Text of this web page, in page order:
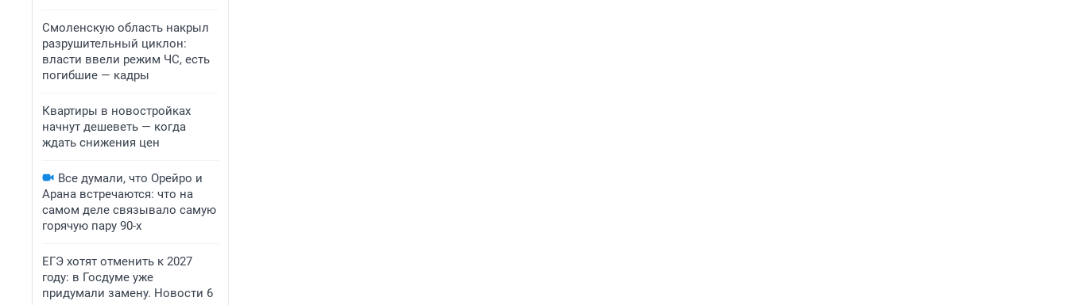
Смоленскую область накрыл
разрушительный циклон:
власти ввели режим ЧС, есть
погибшие — кадры
Квартиры в новостройках
начнут дешеветь — когда
ждать снижения цен
Все думали, что Орейро и
Арана встречаются: что на
самом деле связывало самую
горячую пару 90-х
ЕГЭ хотят отменить к 2027
году: в Госдуме уже
придумали замену. Новости 6